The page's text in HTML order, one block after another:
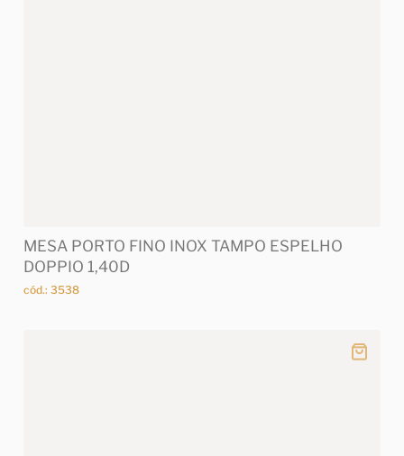
MESA PORTO FINO INOX TAMPO ESPELHO
DOPPIO 1,40D
cód.: 3538